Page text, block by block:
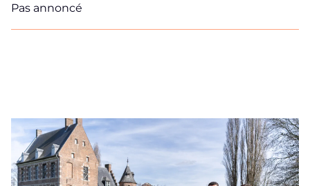
Pas annoncé